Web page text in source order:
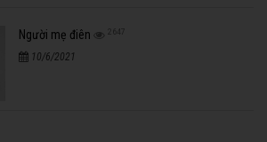
Người mẹ điên 2647
10/6/2021